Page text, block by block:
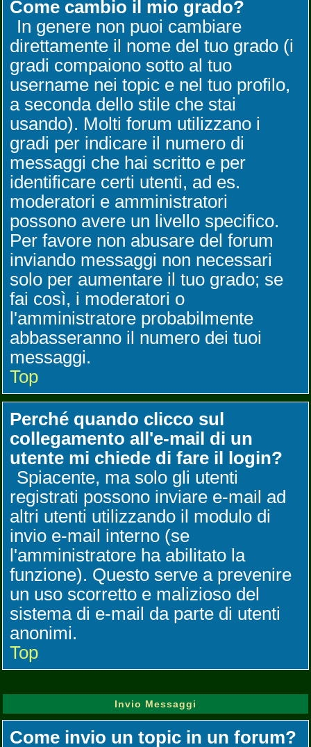
Come cambio il mio grado?
In genere non puoi cambiare
direttamente il nome del tuo grado (i
gradi compaiono sotto al tuo
username nei topic e nel tuo profilo,
a seconda dello stile che stai
usando). Molti forum utilizzano i
gradi per indicare il numero di
messaggi che hai scritto e per
identificare certi utenti, ad es.
moderatori e amministratori
possono avere un livello specifico.
Per favore non abusare del forum
inviando messaggi non necessari
solo per aumentare il tuo grado; se
fai così, i moderatori o
l'amministratore probabilmente
abbasseranno il numero dei tuoi
messaggi.
Top
Perché quando clicco sul
collegamento all'e-mail di un
utente mi chiede di fare il login?
Spiacente, ma solo gli utenti
registrati possono inviare e-mail ad
altri utenti utilizzando il modulo di
invio e-mail interno (se
l'amministratore ha abilitato la
funzione). Questo serve a prevenire
un uso scorretto e malizioso del
sistema di e-mail da parte di utenti
anonimi.
Top
Invio Messaggi
Come invio un topic in un forum?